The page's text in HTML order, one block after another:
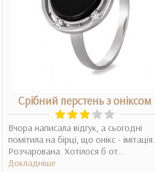
Срібний перстень з оніксом
Вчора написала відгук, а сьогодні
помітила на бірці, що онікс - імітація.
Розчарована. Хотілося б от..
Докладніше